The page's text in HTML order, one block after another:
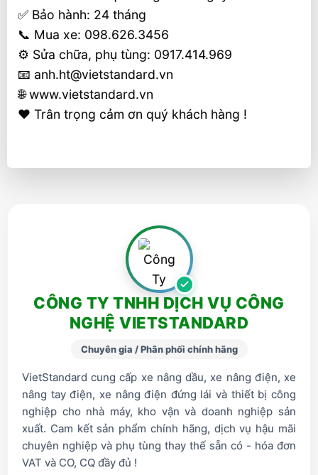
✅ Bảo hành: 24 tháng
📞 Mua xe: 098.626.3456
⚙️ Sửa chữa, phụ tùng: 0917.414.969
📧 anh.ht@vietstandard.vn
🌐 www.vietstandard.vn
❤️ Trân trọng cảm ơn quý khách hàng !
CÔNG TY TNHH DỊCH VỤ CÔNG
NGHỆ VIETSTANDARD
Chuyên gia / Phân phối chính hãng
VietStandard cung cấp xe nâng dầu, xe nâng điện, xe
nâng tay điện, xe nâng điện đứng lái và thiết bị công
nghiệp cho nhà máy, kho vận và doanh nghiệp sản
xuất. Cam kết sản phẩm chính hãng, dịch vụ hậu mãi
chuyên nghiệp và phụ tùng thay thế sẵn có - hóa đơn
VAT và CO, CQ đầy đủ !